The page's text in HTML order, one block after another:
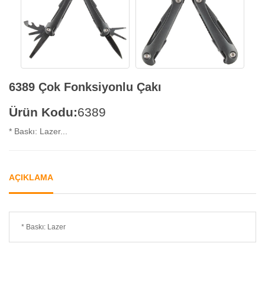
6389 Çok Fonksiyonlu Çakı
Ürün Kodu:6389
* Baskı: Lazer...
AÇIKLAMA
* Baskı: Lazer